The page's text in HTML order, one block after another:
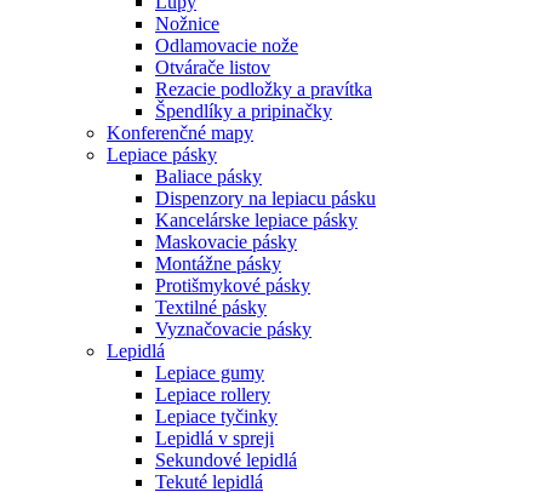
Nožnice
Odlamovacie nože
Otvárače listov
Rezacie podložky a pravítka
Špendlíky a pripinačky
Konferenčné mapy
Lepiace pásky
Baliace pásky
Dispenzory na lepiacu pásku
Kancelárske lepiace pásky
Maskovacie pásky
Montážne pásky
Protišmykové pásky
Textilné pásky
Vyznačovacie pásky
Lepidlá
Lepiace gumy
Lepiace rollery
Lepiace tyčinky
Lepidlá v spreji
Sekundové lepidlá
Tekuté lepidlá